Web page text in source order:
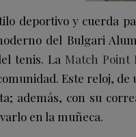
deportivo y cuerda
del Bulgari
tenis. La Match Point
Este reloj,
además, con su
en la muñeca.